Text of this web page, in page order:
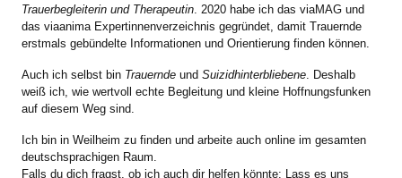
Trauerbegleiterin und Therapeutin. 2020 habe ich das viaMAG und
das viaanima Expertinnenverzeichnis gegründet, damit Trauernde
erstmals gebündelte Informationen und Orientierung finden können.
Auch ich selbst bin Trauernde und Suizidhinterbliebene. Deshalb
weiß ich, wie wertvoll echte Begleitung und kleine Hoffnungsfunken
auf diesem Weg sind.
Ich bin in Weilheim zu finden und arbeite auch online im gesamten
deutschsprachigen Raum.
Falls du dich fragst, ob ich auch dir helfen könnte: Lass es uns